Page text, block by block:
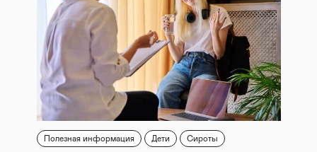
Полезная информация Дети Сироты